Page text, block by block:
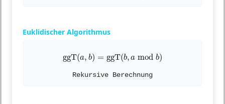
Euklidischer Algorithmus
ggT(a, b) = ggT(b, a mod b)
ggT( ,b ggT( mod b
Rekursive Berechnung